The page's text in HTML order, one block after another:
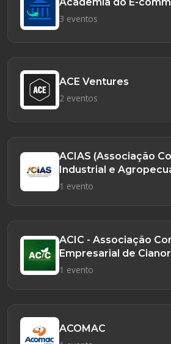
3 eventos
ACE Ventures
2 eventos
ACIAS (Associação
Industrial e
1 evento
ACIC - Associação
Empresarial de
1 evento
ACOMAC